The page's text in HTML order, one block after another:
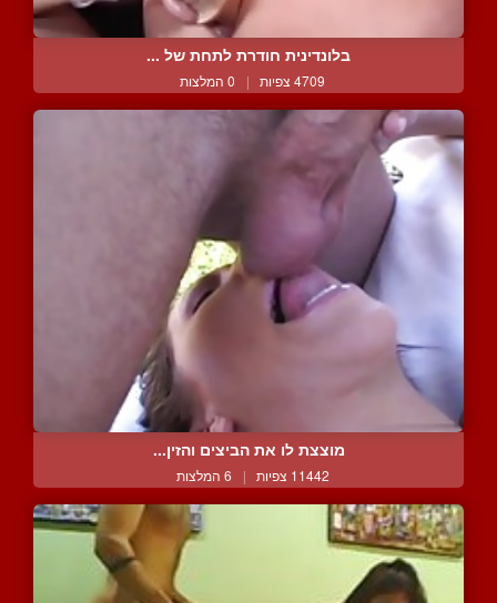
בלונדינית חודרת לתחת של ...
4709 צפיות | 0 המלצות
מוצצת לו את הביצים והזין...
11442 צפיות | 6 המלצות